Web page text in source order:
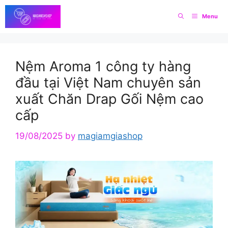
Skip
to
content
Menu
Nệm Aroma 1 công ty hàng
đầu tại Việt Nam chuyên sản
xuất Chăn Drap Gối Nệm cao
cấp
19/08/2025 by magiamgiashop